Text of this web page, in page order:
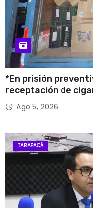
*En prisión
receptación de
millones*
Ago 5, 2026
TARAPACÁ